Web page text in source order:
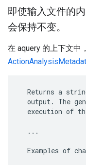
即使输入文件的
会保持不变。
在 aquery 的上下文中，
Returns a
output. The
execution of
  ...
Examples of